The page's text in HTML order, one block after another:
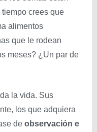
crees que
alimentos
que le rodean
meses? ¿Un par de
la vida. Sus
los que adquiera
de observación e